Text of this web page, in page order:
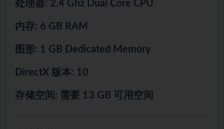
处理器: 2.4 Ghz Dual Core CPU
内存: 6 GB RAM
图形: 1 GB Dedicated Memory
DirectX 版本: 10
存储空间: 需要 13 GB 可用空间